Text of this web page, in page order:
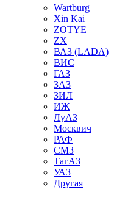
Wartburg
Xin Kai
ZOTYE
ZX
ВАЗ (LADA)
ВИС
ГАЗ
ЗАЗ
ЗИЛ
ИЖ
ЛуАЗ
Москвич
РАФ
СМЗ
ТагАЗ
УАЗ
Другая